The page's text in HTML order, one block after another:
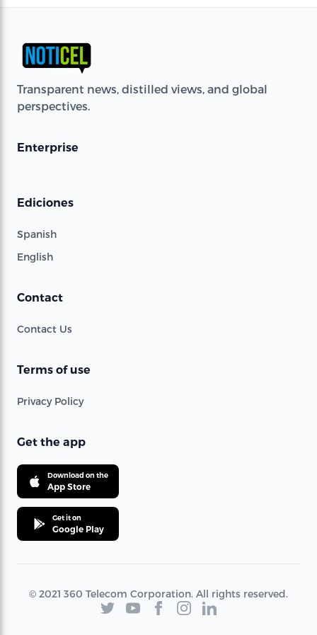
Transparent news, distilled views, and global
perspectives.
Enterprise
Ediciones
Spanish
English
Contact
Contact Us
Terms of use
Privacy Policy
Get the app
Download on the
App Store
Get it on
Google Play
© 2021 360 Telecom Corporation. All rights reserved.